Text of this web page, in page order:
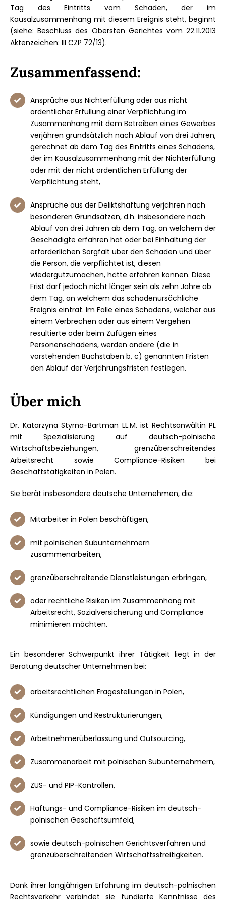
Tag des Eintritts vom Schaden, der im
Kausalzusammenhang mit diesem Ereignis steht, beginnt
(siehe: Beschluss des Obersten Gerichtes vom 22.11.2013
Aktenzeichen: III CZP 72/13).
Zusammenfassend:
Ansprüche aus Nichterfüllung oder aus nicht
ordentlicher Erfüllung einer Verpflichtung im
Zusammenhang mit dem Betreiben eines Gewerbes
verjähren grundsätzlich nach Ablauf von drei Jahren,
gerechnet ab dem Tag des Eintritts eines Schadens,
der im Kausalzusammenhang mit der Nichterfüllung
oder mit der nicht ordentlichen Erfüllung der
Verpflichtung steht,
Ansprüche aus der Deliktshaftung verjähren nach
besonderen Grundsätzen, d.h. insbesondere nach
Ablauf von drei Jahren ab dem Tag, an welchem der
Geschädigte erfahren hat oder bei Einhaltung der
erforderlichen Sorgfalt über den Schaden und über
die Person, die verpflichtet ist, diesen
wiedergutzumachen, hätte erfahren können. Diese
Frist darf jedoch nicht länger sein als zehn Jahre ab
dem Tag, an welchem das schadenursächliche
Ereignis eintrat. Im Falle eines Schadens, welcher aus
einem Verbrechen oder aus einem Vergehen
resultierte oder beim Zufügen eines
Personenschadens, werden andere (die in
vorstehenden Buchstaben b, c) genannten Fristen
den Ablauf der Verjährungsfristen festlegen.
Über mich
Dr. Katarzyna Styrna-Bartman LL.M. ist Rechtsanwältin PL
mit Spezialisierung auf deutsch-polnische
Wirtschaftsbeziehungen, grenzüberschreitendes
Arbeitsrecht sowie Compliance-Risiken bei
Geschäftstätigkeiten in Polen.
Sie berät insbesondere deutsche Unternehmen, die:
Mitarbeiter in Polen beschäftigen,
mit polnischen Subunternehmern
zusammenarbeiten,
grenzüberschreitende Dienstleistungen erbringen,
oder rechtliche Risiken im Zusammenhang mit
Arbeitsrecht, Sozialversicherung und Compliance
minimieren möchten.
Ein besonderer Schwerpunkt ihrer Tätigkeit liegt in der
Beratung deutscher Unternehmen bei:
arbeitsrechtlichen Fragestellungen in Polen,
Kündigungen und Restrukturierungen,
Arbeitnehmerüberlassung und Outsourcing,
Zusammenarbeit mit polnischen Subunternehmern,
ZUS- und PIP-Kontrollen,
Haftungs- und Compliance-Risiken im deutsch-
polnischen Geschäftsumfeld,
sowie deutsch-polnischen Gerichtsverfahren und
grenzüberschreitenden Wirtschaftsstreitigkeiten.
Dank ihrer langjährigen Erfahrung im deutsch-polnischen
Rechtsverkehr verbindet sie fundierte Kenntnisse des